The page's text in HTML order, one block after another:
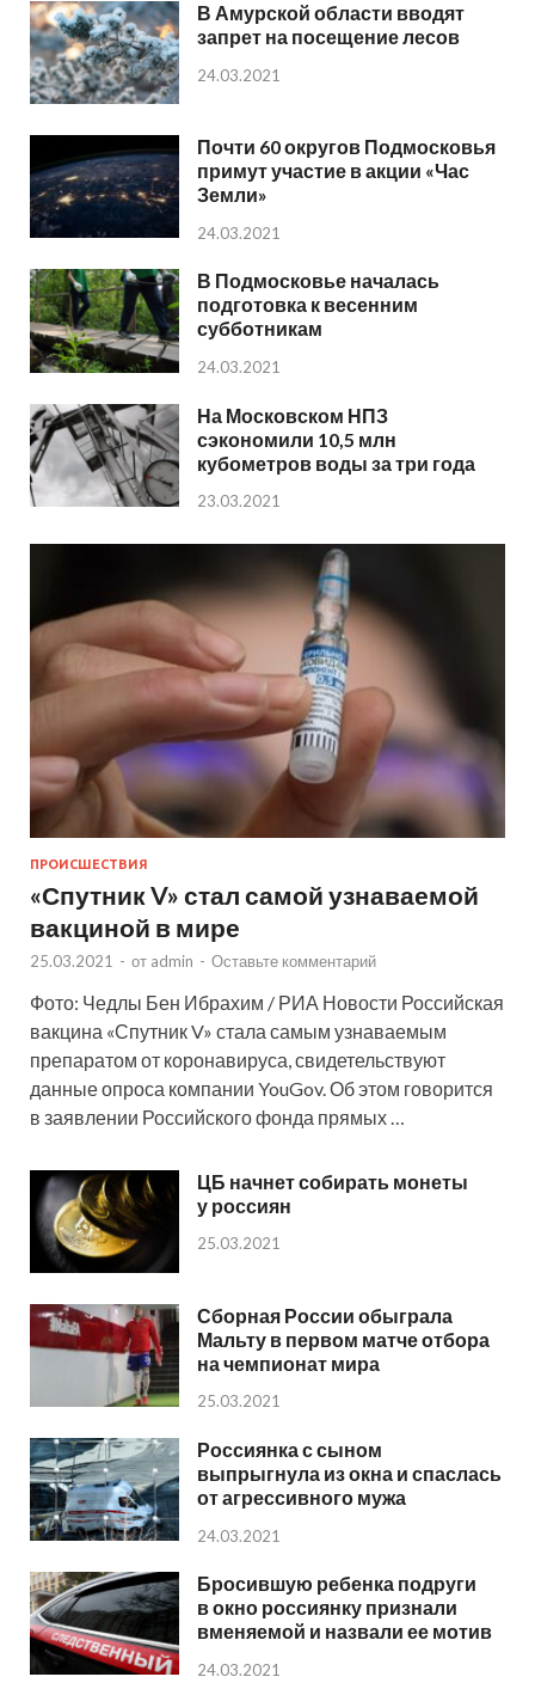
В Амурской области вводят
запрет на посещение лесов
24.03.2021
Почти 60 округов Подмосковья
примут участие в акции «Час
Земли»
24.03.2021
В Подмосковье началась
подготовка к весенним
субботникам
24.03.2021
На Московском НПЗ
сэкономили 10,5 млн
кубометров воды за три года
23.03.2021
ПРОИСШЕСТВИЯ
«Спутник V» стал самой узнаваемой
вакциной в мире
25.03.2021 - от admin - Оставьте комментарий
Фото: Чедлы Бен Ибрахим / РИА Новости Российская
вакцина «Спутник V» стала самым узнаваемым
препаратом от коронавируса, свидетельствуют
данные опроса компании YouGov. Об этом говорится
в заявлении Российского фонда прямых …
ЦБ начнет собирать монеты
у россиян
25.03.2021
Сборная России обыграла
Мальту в первом матче отбора
на чемпионат мира
25.03.2021
Россиянка с сыном
выпрыгнула из окна и спаслась
от агрессивного мужа
24.03.2021
Бросившую ребенка подруги
в окно россиянку признали
вменяемой и назвали ее мотив
24.03.2021